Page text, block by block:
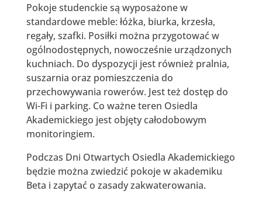
Pokoje studenckie są wyposażone w
standardowe meble: łóżka, biurka, krzesła,
regały, szafki. Posiłki można przygotować w
ogólnodostępnych, nowocześnie urządzonych
kuchniach. Do dyspozycji jest również pralnia,
suszarnia oraz pomieszczenia do
przechowywania rowerów. Jest też dostęp do
Wi-Fi i parking. Co ważne teren Osiedla
Akademickiego jest objęty całodobowym
monitoringiem.
Podczas Dni Otwartych Osiedla Akademickiego
będzie można zwiedzić pokoje w akademiku
Beta i zapytać o zasady zakwaterowania.